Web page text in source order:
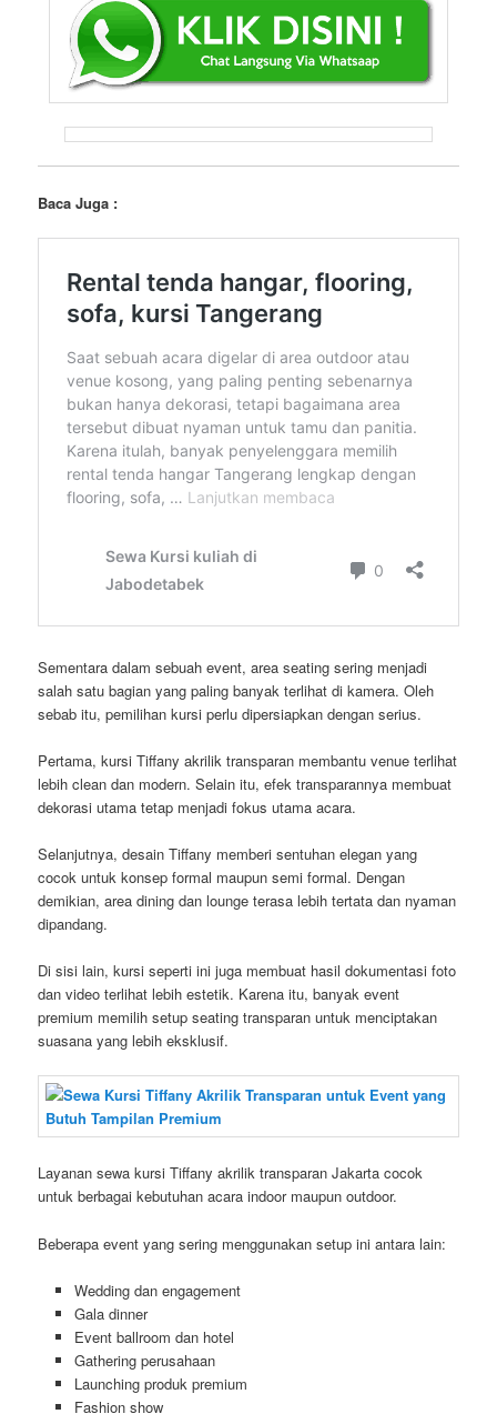
Baca Juga :
Sementara dalam sebuah event, area seating sering menjadi
salah satu bagian yang paling banyak terlihat di kamera. Oleh
sebab itu, pemilihan kursi perlu dipersiapkan dengan serius.
Pertama, kursi Tiffany akrilik transparan membantu venue terlihat
lebih clean dan modern. Selain itu, efek transparannya membuat
dekorasi utama tetap menjadi fokus utama acara.
Selanjutnya, desain Tiffany memberi sentuhan elegan yang
cocok untuk konsep formal maupun semi formal. Dengan
demikian, area dining dan lounge terasa lebih tertata dan nyaman
dipandang.
Di sisi lain, kursi seperti ini juga membuat hasil dokumentasi foto
dan video terlihat lebih estetik. Karena itu, banyak event
premium memilih setup seating transparan untuk menciptakan
suasana yang lebih eksklusif.
Layanan sewa kursi Tiffany akrilik transparan Jakarta cocok
untuk berbagai kebutuhan acara indoor maupun outdoor.
Beberapa event yang sering menggunakan setup ini antara lain:
Wedding dan engagement
Gala dinner
Event ballroom dan hotel
Gathering perusahaan
Launching produk premium
Fashion show